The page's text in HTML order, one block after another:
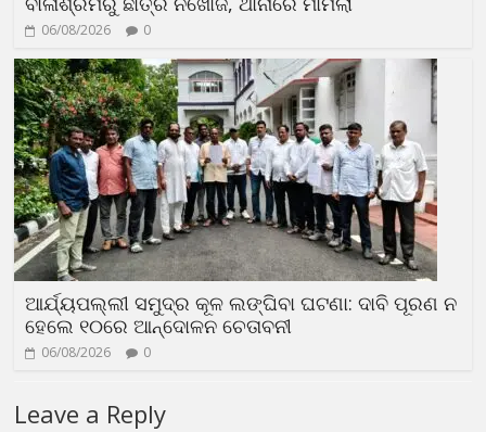
06/08/2026 0
ଆର୍ଯ୍ୟପଲ୍ଲୀ ସମୁଦ୍ର କୂଳ ଲଙ୍ଘିବା ଘଟଣା: ଦାବି ପୂରଣ ନ
ହେଲେ ୧୦ରେ ଆନ୍ଦୋଳନ ଚେତାବନୀ
06/08/2026 0
Leave a Reply